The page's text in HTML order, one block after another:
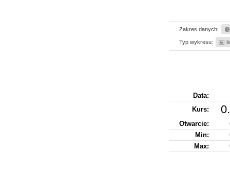
Zakres danych:
Typ wykresu:
Data:
Kurs:
Otwarcie:
Min:
Max: